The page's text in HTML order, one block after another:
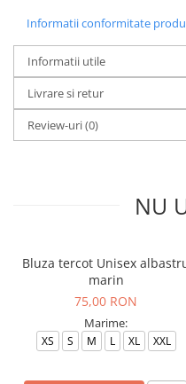
Informatii conformitate
Informatii utile
Livrare si retur
Review-uri(0)
NU
Bluza tercot Unisex
marin
75,00 RON
Marime:
XS S M L XL XXL